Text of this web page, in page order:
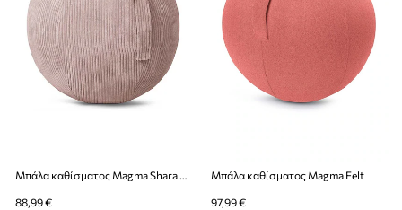
Μπάλα καθίσματος Magma Shara Sitting Ball
88,99 €
Μπάλα καθίσματος Magma Felt
97,99 €